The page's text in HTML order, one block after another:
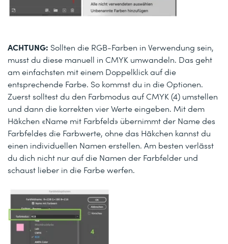
ACHTUNG: Sollten die RGB-Farben in Verwendung sein,
musst du diese manuell in CMYK umwandeln. Das geht
am einfachsten mit einem Doppelklick auf die
entsprechende Farbe. So kommst du in die Optionen.
Zuerst solltest du den Farbmodus auf CMYK (4) umstellen
und dann die korrekten vier Werte eingeben. Mit dem
Häkchen «Name mit Farbfeld» übernimmt der Name des
Farbfeldes die Farbwerte, ohne das Häkchen kannst du
einen individuellen Namen erstellen. Am besten verlässt
du dich nicht nur auf die Namen der Farbfelder und
schaust lieber in die Farbe werfen.